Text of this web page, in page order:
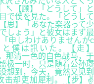
↖【顾】「どうして」と
で僕を見た。「どうして
思】「あなた楽器って少
しょう」と彼女はまず最
申しわけありませんがc
僕は訊いた。【走】
清一色的白色战马，于
极一时，只是随着公孙瓒
想到，今天，竟然又见到
击却更加犀利。【步】✌